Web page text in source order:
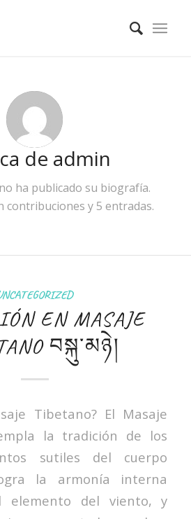
de admin
ha publicado su biografía.
contribuciones y 5 entradas.
EN MASAJE
བསྐུ་མཉེ།
Tibetano? El Masaje
la tradición de los
sutiles del cuerpo
la armonía interna
elemento del viento, y